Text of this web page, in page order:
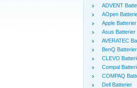
ADVENT
AOpen
Apple Batterier
Asus Batterier
AVERATEC
BenQ Batterier
CLEVO
Compal
COMPAQ
Dell Batterier